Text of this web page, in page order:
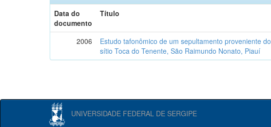
Data do
documento
Título
2006
Estudo tafonômico de um sepultamento proveniente do
sítio Toca do Tenente, São Raimundo Nonato, Piauí
UNIVERSIDADE FEDERAL DE SERGIPE